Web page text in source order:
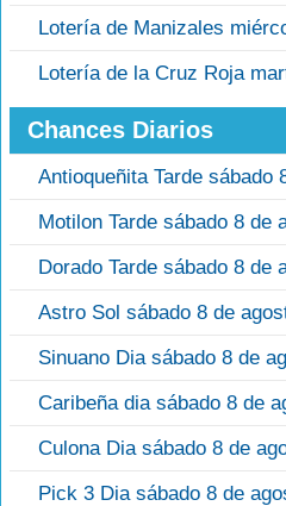
Lotería de Manizales
Lotería de la Cruz Roja
Chances Diarios
Antioqueñita Tarde sábado
Motilon Tarde sábado 8 de
Dorado Tarde sábado 8 de
Astro Sol sábado 8 de
Sinuano Dia sábado 8 de
Caribeña dia sábado 8 de
Culona Dia sábado 8 de
Pick 3 Dia sábado 8 de